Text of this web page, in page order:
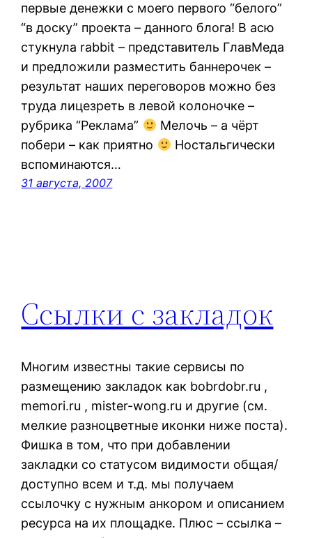
первые денежки с моего первого “белого”
“в доску” проекта – данного блога! В асю
стукнула rabbit – представитель ГлавМеда
и предложили разместить баннерочек –
результат наших переговоров можно без
труда лицезреть в левой колоночке –
рубрика “Реклама”
Мелочь – а чёрт
побери – как приятно
Ностальгически
вспоминаются…
31 августа, 2007
Ссылки с закладок
Многим известны такие сервисы по
размещению закладок как bobrdobr.ru ,
memori.ru , mister-wong.ru и другие (см.
мелкие разноцветные иконки ниже поста).
Фишка в том, что при добавлении
закладки со статусом видимости общая/
доступно всем и т.д. мы получаем
ссылочку с нужным анкором и описанием
ресурса на их площадке. Плюс – ссылка –